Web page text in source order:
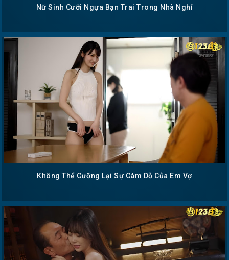
Nữ Sinh Cưỡi Ngựa Bạn Trai Trong Nhà Nghỉ
Không Thể Cưỡng Lại Sự Cám Dỗ Của Em Vợ